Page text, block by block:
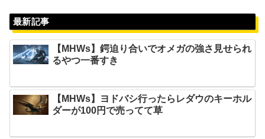
最新記事
【MHWs】鍔迫り合いでオメガの強さ見せられ
るやつ一番すき
【MHWs】ヨドバシ行ったらレダウのキーホル
ダーが100円で売ってて草